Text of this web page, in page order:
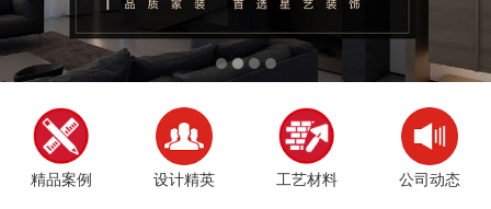
精品案例 设计精英 工艺材料 公司动态